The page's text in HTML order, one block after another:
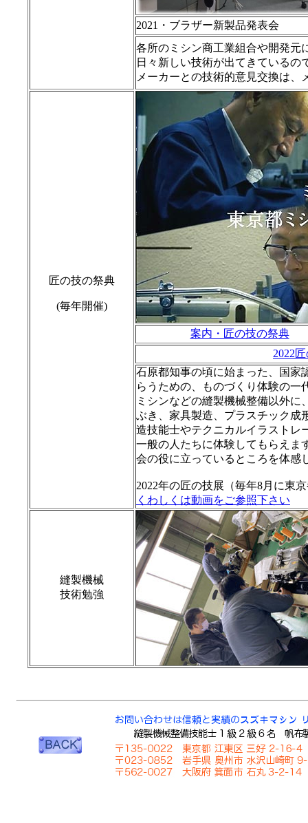
2021・ブラザー新製品発表会
各所のミシン商工業組合や開発元
日々新しい技術が出てきている
メーカーとの技術的意見交換は
匠の技の祭典
(毎年開催)
案内・匠の技の祭典
2022
石原都知事の頃に始まった、国家
らうための、ものづくり体験の一
ミシンなどの縫製機械整備以外
ぶき、家具製造、プラスチック成
造技能士やテクニカルイラストレ
一般の人たちに体験してもらえま
会の役に立っているところを体感
2022年の匠の技展（毎年8月に東
くわしくは動画をご参照下さい
縫製機械
技術勉強